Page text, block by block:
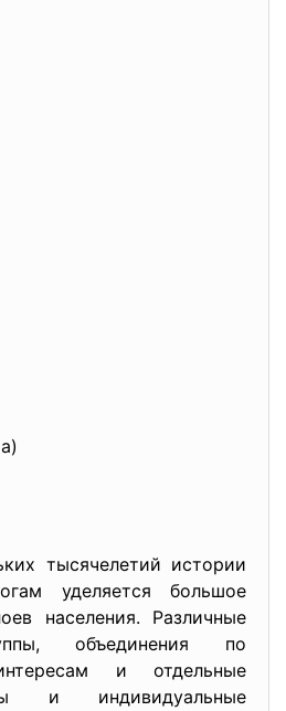
тысячелетий истории
уделяется большое
населения. Различные
объединения по
и отдельные
и индивидуальные